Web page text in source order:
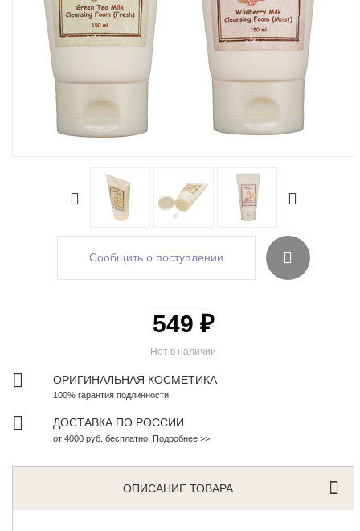
Сообщить о поступлении
Нет в наличии
549 ₽
ОРИГИНАЛЬНАЯ КОСМЕТИКА
100% гарантия подлинности
ДОСТАВКА ПО РОССИИ
от 4000 руб. бесплатно. Подробнее >>
ОПИСАНИЕ ТОВАРА